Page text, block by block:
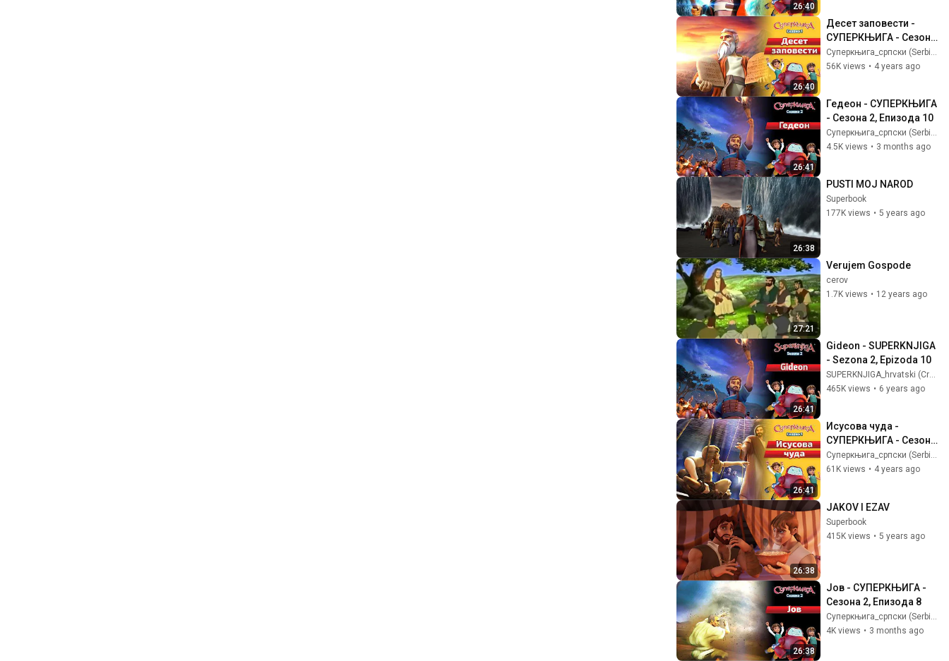
26:40
26:40
Десет заповести -
СУПЕРКЊИГА - Сезона
1, Епизода 5
56K views • 4 years ago
26:41
Гедеон - СУПЕРКЊИГА
- Сезона 2, Епизода 10
Суперкњига_српски (Serbian)
4.5K views • 3 months ago
26:38
PUSTI MOJ NAROD
Superbook
177K views • 5 years ago
27:21
Verujem Gospode
cerov
1.7K views • 12 years ago
26:41
Gideon - SUPERKNJIGA
- Sezona 2, Epizoda 10
SUPERKNJIGA_hrvatski (Croatian)
465K views • 6 years ago
26:41
Исусова чуда -
СУПЕРКЊИГА - Сезона
1, Епизода 9
Суперкњига_српски (Serbian)
61K views • 4 years ago
26:38
JAKOV I EZAV
Superbook
415K views • 5 years ago
26:38
Јов - СУПЕРКЊИГА -
Сезона 2, Епизода 8
Суперкњига_српски (Serbian)
4K views • 3 months ago